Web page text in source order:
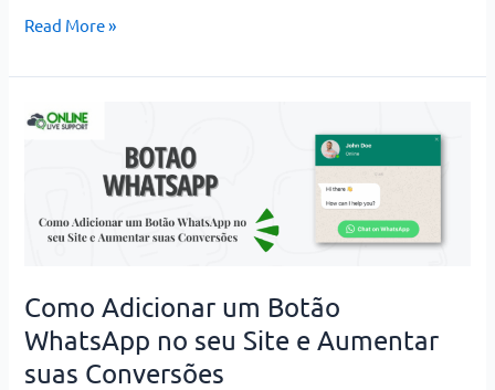
Read More »
Como Adicionar um Botão
WhatsApp no seu Site e Aumentar
suas Conversões
Como
WhatsApp
Site
Aumentar
suas